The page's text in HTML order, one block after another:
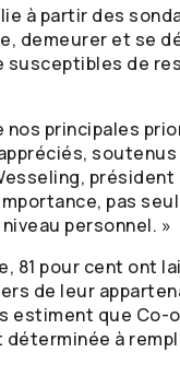
à partir des
demeurer et se
susceptibles de
principales
pas
personnel. »
81 pour cent ont
de leur
estiment que Co-
à